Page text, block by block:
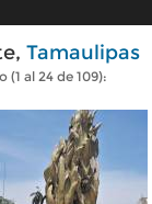
Tamaulipas
al 24 de 109):